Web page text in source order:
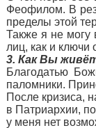
Феофилом. В
пределы этой
Также я не могу
лиц, как и ключи
3. Как Вы
Благодатью
паломники.
После кризиса,
в Патриархии,
у меня нет